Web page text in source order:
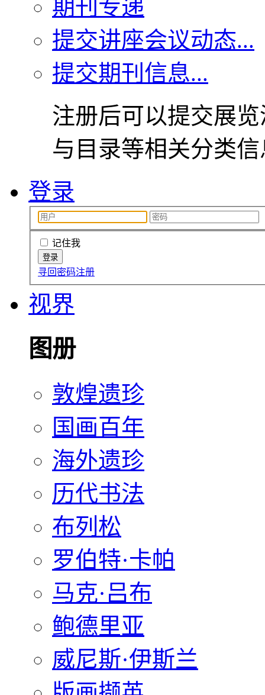
期刊专递
提交讲座会议动态...
提交期刊信息...
注册后可以提交展
与目录等相关分类
登录
记住我
寻回密码注册
视界
图册
敦煌遗珍
国画百年
海外遗珍
历代书法
布列松
罗伯特·卡帕
马克·吕布
鲍德里亚
威尼斯·伊斯兰